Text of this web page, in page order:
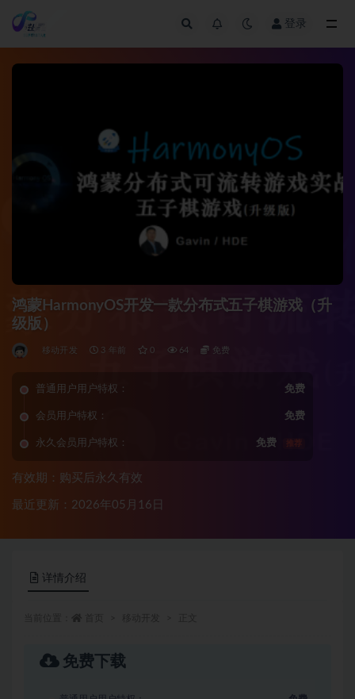
登录
鸿蒙HarmonyOS开发一款分布式五子棋游戏（升
级版）
移动开发 3 年前 0 64 免费
普通用户用户特权： 免费
会员用户特权： 免费
永久会员用户特权： 免费 推荐
有效期：购买后永久有效
最近更新：2026年05月16日
详情介绍
免费下载